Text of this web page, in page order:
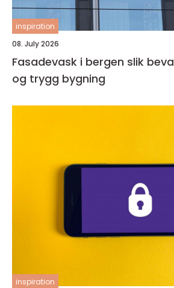
inspiration
08. July 2026
Fasadevask i bergen slik bevarer du en pen
og trygg bygning
inspiration